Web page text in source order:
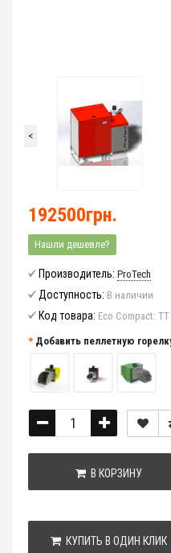
<
192500грн.
Нашли дешевле?
Производитель: ProTech
Доступность: В наличии
Код товара: Eco Compact: ТТ
Добавить пеллетную
В КОРЗИНУ
КУПИТЬ В ОДИН КЛИК